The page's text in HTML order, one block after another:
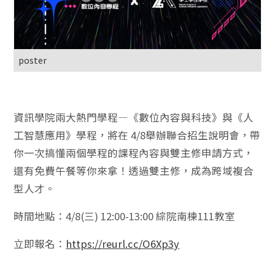
poster
資訊學院兩大熱門學程—《數位內容與科技》與《人
工智慧應用》學程，將在 4/8舉辦聯合招生說明會，帶
你一次搞懂兩個學程的課程內容與雙主修申請方式，
還有免費午餐等你來拿！透過雙主修，成為跨域複合
型人才。
時間地點：4/8(三) 12:00-13:00 綜院南棟111教室
立即報名： https://reurl.cc/O6Xp3y